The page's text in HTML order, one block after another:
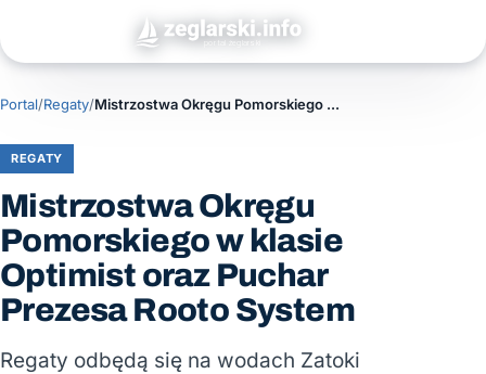
Portal/Regaty/ Mistrzostwa Okręgu Pomorskiego w klasie Optimist oraz Puchar Prezesa Rooto System
REGATY
Mistrzostwa Okręgu
Pomorskiego w klasie
Optimist oraz Puchar
Prezesa Rooto System
Regaty odbędą się na wodach Zatoki